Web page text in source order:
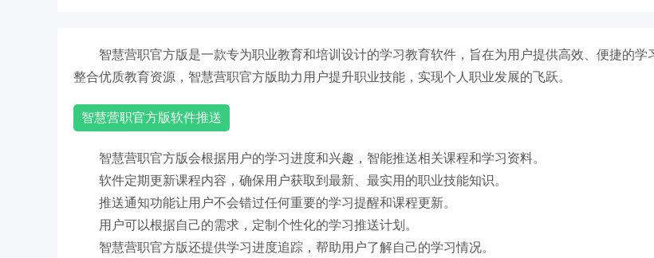
智慧营职官方版是一款专为职业教育和培训设计的学习教育软件，旨在为用户提供高效、便捷的学
整合优质教育资源，智慧营职官方版助力用户提升职业技能，实现个人职业发展的飞跃。
智慧营职官方版软件推送
智慧营职官方版会根据用户的学习进度和兴趣，智能推送相关课程和学习资料。
软件定期更新课程内容，确保用户获取到最新、最实用的职业技能知识。
推送通知功能让用户不会错过任何重要的学习提醒和课程更新。
用户可以根据自己的需求，定制个性化的学习推送计划。
智慧营职官方版还提供学习进度追踪，帮助用户了解自己的学习情况。